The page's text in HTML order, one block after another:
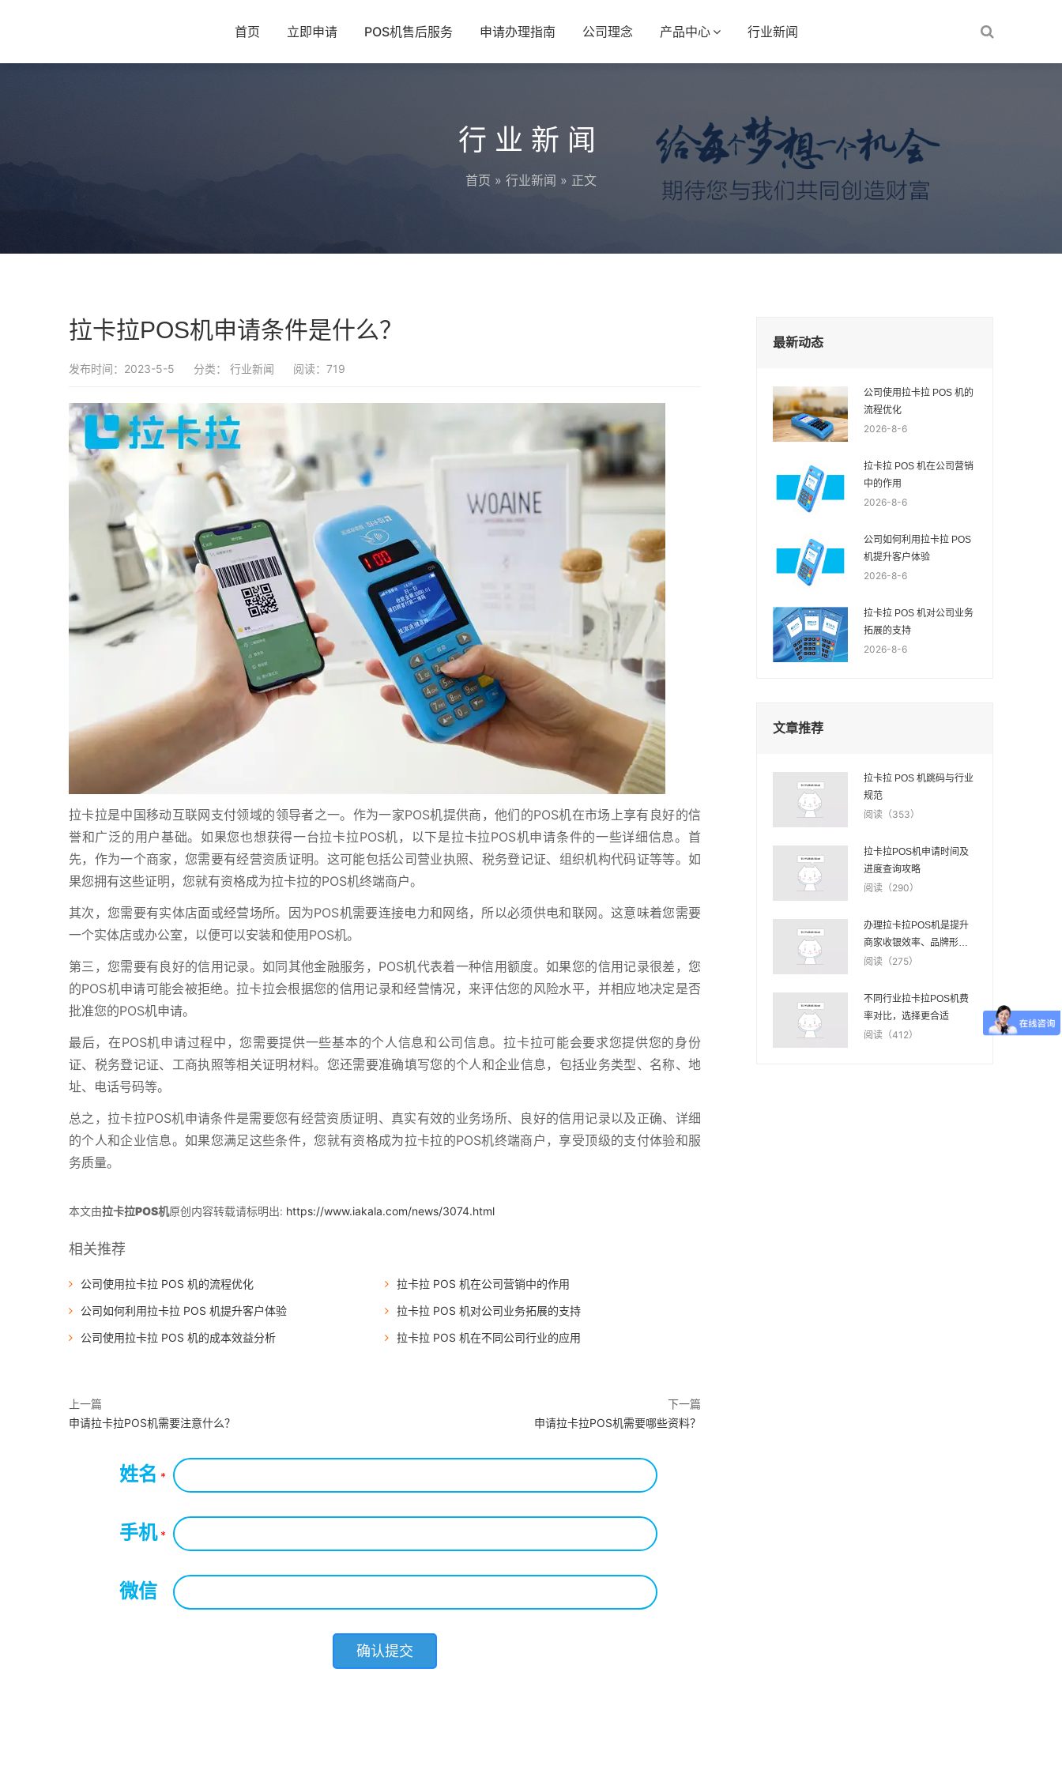
首页 立即申请 POS机售后服务 申请办理指南 公司理念 产品中心 行业新闻
行业新闻
首页 » 行业新闻 » 正文
拉卡拉POS机申请条件是什么？
发布时间：2023-5-5 分类： 行业新闻 阅读：719
拉卡拉是中国移动互联网支付领域的领导者之一。作为一家POS机提供商，他们的POS机在市场上享有良好的信
誉和广泛的用户基础。如果您也想获得一台拉卡拉POS机，以下是拉卡拉POS机申请条件的一些详细信息。首
先，作为一个商家，您需要有经营资质证明。这可能包括公司营业执照、税务登记证、组织机构代码证等等。如
果您拥有这些证明，您就有资格成为拉卡拉的POS机终端商户。
其次，您需要有实体店面或经营场所。因为POS机需要连接电力和网络，所以必须供电和联网。这意味着您需要
一个实体店或办公室，以便可以安装和使用POS机。
第三，您需要有良好的信用记录。如同其他金融服务，POS机代表着一种信用额度。如果您的信用记录很差，您
的POS机申请可能会被拒绝。拉卡拉会根据您的信用记录和经营情况，来评估您的风险水平，并相应地决定是否
批准您的POS机申请。
最后，在POS机申请过程中，您需要提供一些基本的个人信息和公司信息。拉卡拉可能会要求您提供您的身份
证、税务登记证、工商执照等相关证明材料。您还需要准确填写您的个人和企业信息，包括业务类型、名称、地
址、电话号码等。
总之，拉卡拉POS机申请条件是需要您有经营资质证明、真实有效的业务场所、良好的信用记录以及正确、详细
的个人和企业信息。如果您满足这些条件，您就有资格成为拉卡拉的POS机终端商户，享受顶级的支付体验和服
务质量。
本文由拉卡拉POS机原创内容转载请标明出: https://www.iakala.com/news/3074.html
相关推荐
公司使用拉卡拉 POS 机的流程优化
拉卡拉 POS 机在公司营销中的作用
公司如何利用拉卡拉 POS 机提升客户体验
拉卡拉 POS 机对公司业务拓展的支持
公司使用拉卡拉 POS 机的成本效益分析
拉卡拉 POS 机在不同公司行业的应用
上一篇
申请拉卡拉POS机需要注意什么？
下一篇
申请拉卡拉POS机需要哪些资料？
姓名 *
手机*
微信
最新动态
公司使用拉卡拉 POS 机的
流程优化
2026-8-6
拉卡拉 POS 机在公司营销
中的作用
2026-8-6
公司如何利用拉卡拉 POS
机提升客户体验
2026-8-6
拉卡拉 POS 机对公司业务
拓展的支持
2026-8-6
文章推荐
拉卡拉 POS 机跳码与行业
规范
阅读（353）
拉卡拉POS机申请时间及
进度查询攻略
阅读（290）
办理拉卡拉POS机是提升
商家收银效率、品牌形象
与顾客忠诚度的明智之选
阅读（275）
不同行业拉卡拉POS机费
率对比，选择更合适
阅读（412）